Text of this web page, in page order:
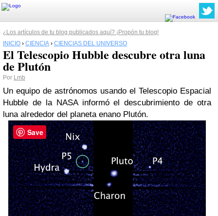
¿Los artículos de tu blog publicados aquí? ¡Propón tu blog!
INICIO › CIENCIA › CIENCIAS DEL UNIVERSO
El Telescopio Hubble descubre otra luna
de Plutón
Por Lmb
Un equipo de astrónomos usando el Telescopio Espacial
Hubble de la NASA informó el descubrimiento de otra
luna alrededor del planeta enano Plutón.
Save